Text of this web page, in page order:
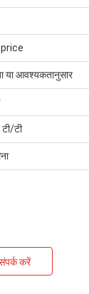
या आवश्यकतानुसार
टी
करें